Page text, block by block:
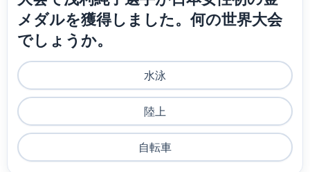
メダルを獲得しました。何の世界大会
でしょうか。
水泳
陸上
自転車